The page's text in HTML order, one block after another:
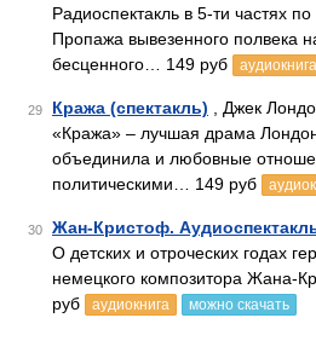
Радиоспектакль в 5-ти частях
Пропажа вывезенного полвека
бесценного… 149 руб
аудиокнига
29 Кража (спектакль) , Джек
«Кража» – лучшая драма
объединила и любовные
политическими… 149 руб
30 Жан-Кристоф.
О детских и отроческих годах
немецкого композитора Жана-
руб
аудиокнига можно скачать